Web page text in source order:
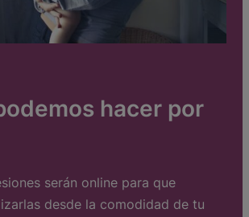
hacer por
serán online para que
desde la comodidad de tu